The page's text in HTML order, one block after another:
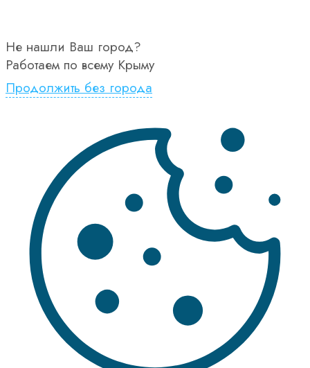
Не нашли Ваш город?
Работаем по всему Крыму
Продолжить без города